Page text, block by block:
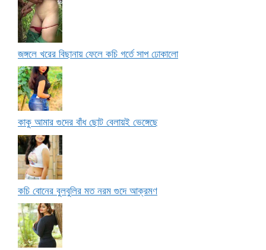
জঙ্গলে খরের বিছানায় ফেলে কচি গর্তে সাপ ঢোকালো
কাকু আমার গুদের বাঁধ ছোট বেলায়ই ভেঙ্গেছে
কচি বোনের বুলবুলির মত নরম গুদে আক্রমণ